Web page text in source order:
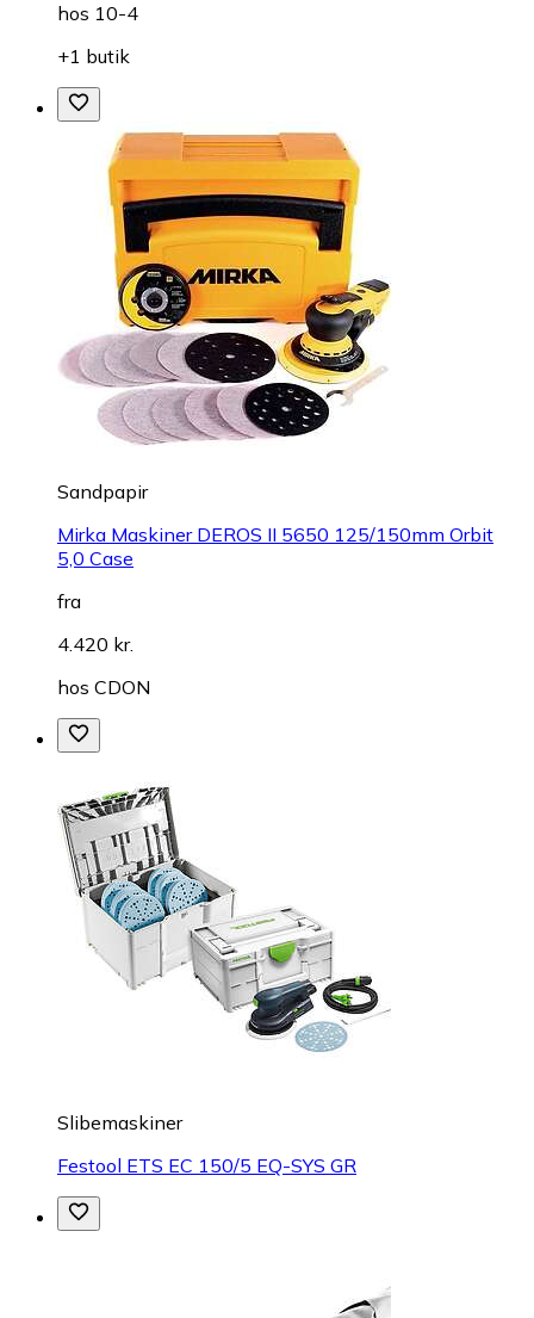
hos 10-4
+1 butik
Sandpapir
Mirka Maskiner DEROS II 5650 125/150mm Orbit
5,0 Case
fra
4.420 kr.
hos CDON
Slibemaskiner
Festool ETS EC 150/5 EQ-SYS GR